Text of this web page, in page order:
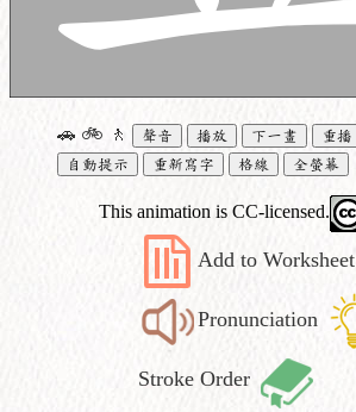
🚗 🚲 🚶 聲音 播放 下一畫 重播
自動提示
重新寫字 格線 全螢幕
This animation is CC-licensed.
Add to Worksheet
Pronunciation
Stroke Order